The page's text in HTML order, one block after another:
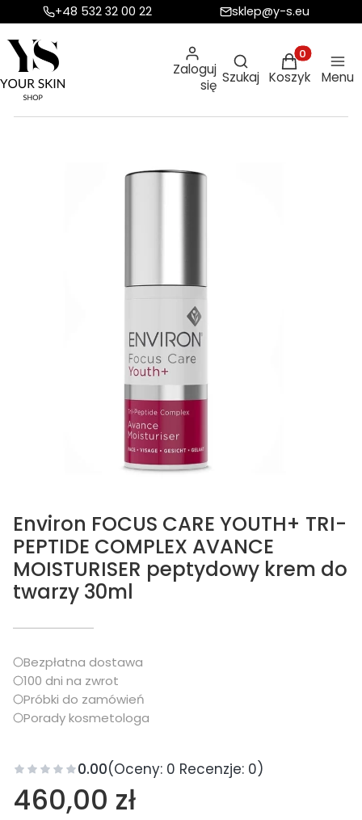
+48 532 32 00 22 sklep@y-s.eu
Zaloguj
się
Otwórz
Szukaj
Produkty w
Koszyk Menu
Environ FOCUS CARE YOUTH+ TRI-
PEPTIDE COMPLEX AVANCE
MOISTURISER peptydowy krem do
twarzy 30ml
Bezpłatna dostawa
100 dni na zwrot
Próbki do zamówień
Porady kosmetologa
0.00(Oceny: 0 Recenzje: 0)
Cena
460,00 zł